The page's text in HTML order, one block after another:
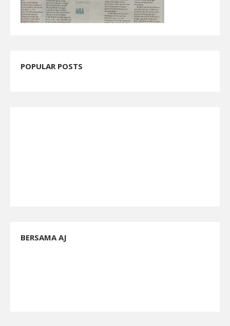
POPULAR POSTS
BERSAMA AJ